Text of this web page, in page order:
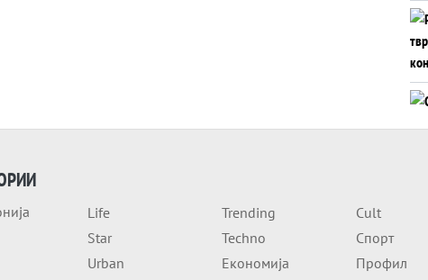
Life
Star
Urban
Trending
Techno
Економија
Cult
Спорт
Профил